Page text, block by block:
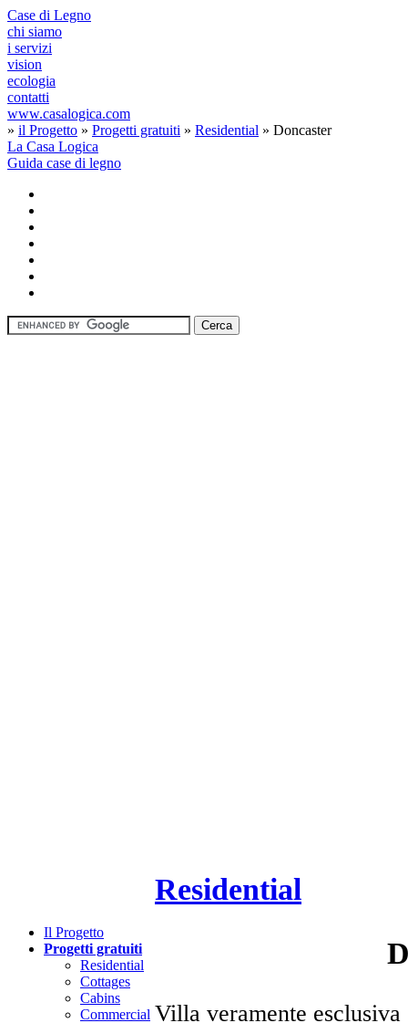
Case di Legno
chi siamo
i servizi
vision
ecologia
contatti
www.casalogica.com
» il Progetto » Progetti gratuiti » Residential » Doncaster
La Casa Logica
Guida case di legno
Il Progetto
Progetti gratuiti
Residential
Cottages
Cabins
Commercial
Residential
Villa veramente